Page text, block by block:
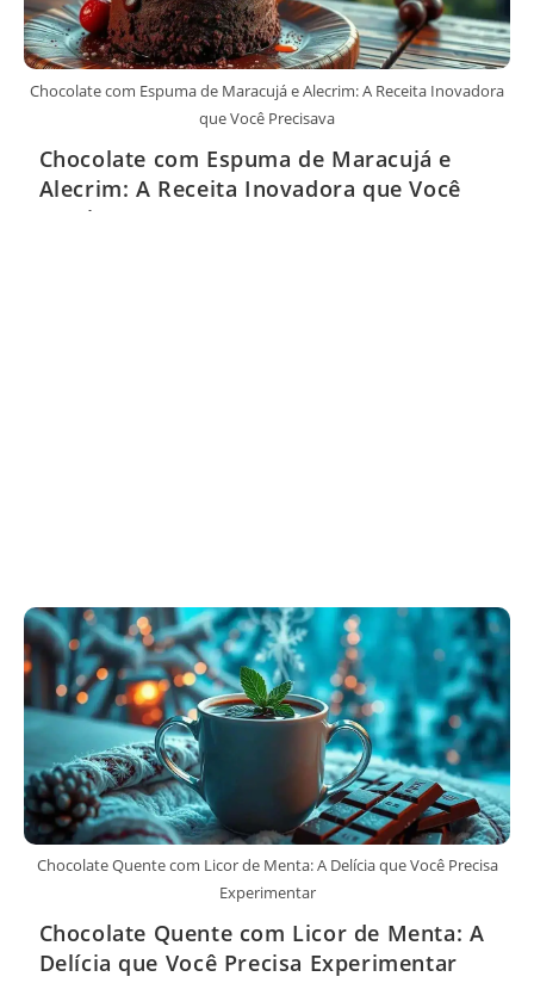
Chocolate com Espuma de Maracujá e Alecrim: A Receita Inovadora
que Você Precisava
Chocolate com Espuma de Maracujá e
Alecrim: A Receita Inovadora que Você
Precisava
Chocolate Quente com Licor de Menta: A Delícia que Você Precisa
Experimentar
Chocolate Quente com Licor de Menta: A
Delícia que Você Precisa Experimentar